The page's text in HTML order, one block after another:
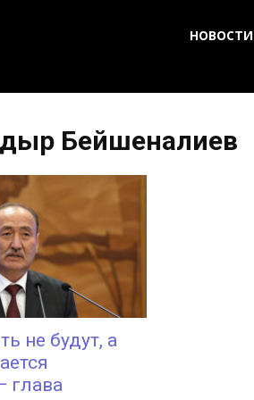
НОВОСТИ
Бейшеналиев
не будут, а
глава